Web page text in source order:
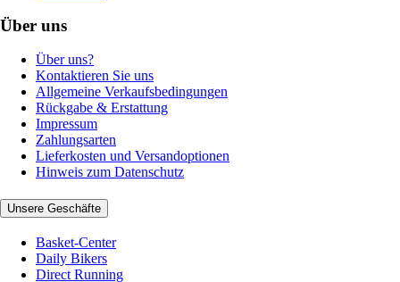
Über uns
Über uns?
Kontaktieren Sie uns
Allgemeine Verkaufsbedingungen
Rückgabe & Erstattung
Impressum
Zahlungsarten
Lieferkosten und Versandoptionen
Hinweis zum Datenschutz
Unsere Geschäfte
Basket-Center
Daily Bikers
Direct Running